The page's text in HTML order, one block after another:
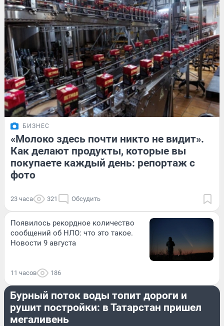
БИЗНЕС
«Молоко здесь почти никто не видит».
Как делают продукты, которые вы
покупаете каждый день: репортаж с
фото
23 часа 321 Обсудить
Появилось рекордное количество
сообщений об НЛО: что это такое.
Новости 9 августа
11 часов 186
ПРОИСШЕСТВИЯ
Бурный поток воды топит дороги и
рушит постройки: в Татарстан пришел
мегаливень